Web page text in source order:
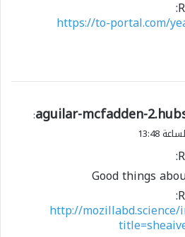
https://to-portal.com/
aguilar-mcfadden-
:
Good things
http://mozillabd.science/